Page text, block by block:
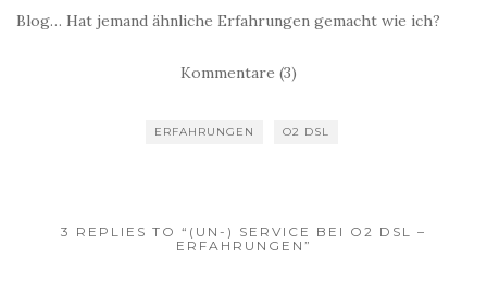
Blog… Hat jemand ähnliche Erfahrungen gemacht wie ich?
Kommentare (3)
ERFAHRUNGEN O2 DSL
3 REPLIES TO “(UN-) SERVICE BEI O2 DSL –
ERFAHRUNGEN”